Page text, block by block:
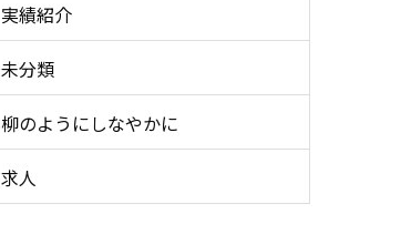
実績紹介
未分類
柳のようにしなやかに
求人